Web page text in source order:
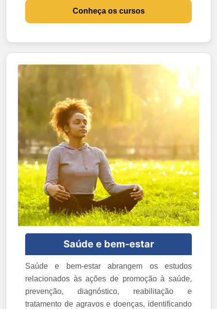
Conheça os cursos
Saúde e bem-estar
Saúde e bem-estar abrangem os estudos
relacionados às ações de promoção à saúde,
prevenção, diagnóstico, reabilitação e
tratamento de agravos e doenças, identificando